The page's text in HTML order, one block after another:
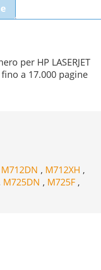
per HP LASERJET
fino a 17.000 pagine
M712DN , M712XH ,
M725DN , M725F ,